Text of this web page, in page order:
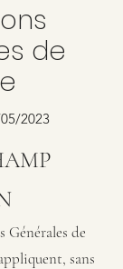
de
2023
Générales de
sans